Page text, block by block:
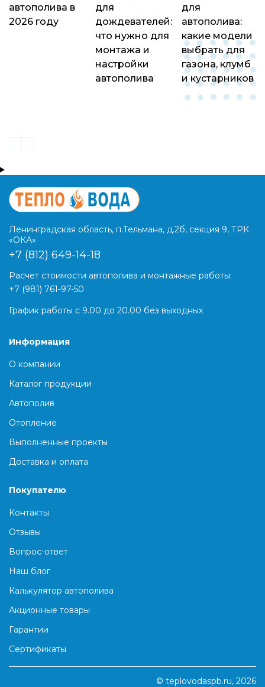
автополива в
2026 году
для
дождевателей:
что нужно для
монтажа и
настройки
автополива
для
автополива:
какие модели
выбрать для
газона, клумб
и кустарников
Ленинградская область, п.Тельмана, д.2б, секция 9, ТРК
«ОКА»
+7 (812) 649-14-18
Расчет стоимости автополива и монтажные работы:
+7 (981) 761-97-50
График работы с 9.00 до 20.00 без выходных
Информация
О компании
Каталог продукции
Автополив
Отопление
Выполненные проекты
Доставка и оплата
Покупателю
Контакты
Отзывы
Вопрос-ответ
Наш блог
Калькулятор автополива
Акционные товары
Гарантии
Сертификаты
© teplovodaspb.ru, 2026